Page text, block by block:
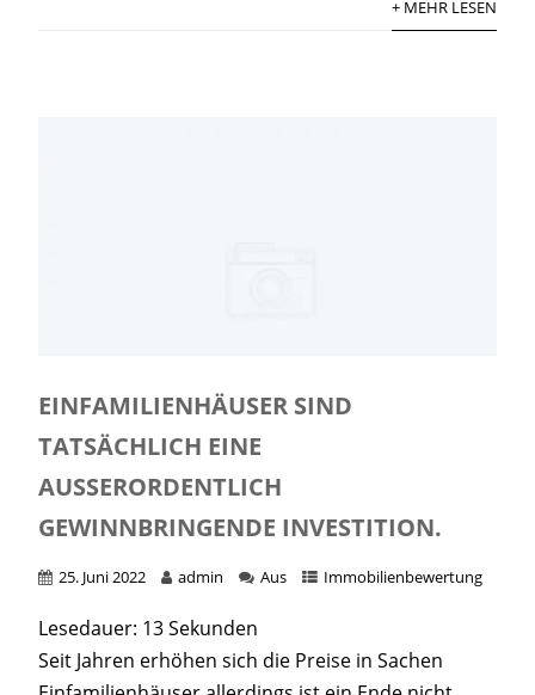
+ MEHR LESEN
EINFAMILIENHÄUSER SIND
TATSÄCHLICH EINE
AUSSERORDENTLICH G
EWINNBRINGENDE INVESTITION.
25. Juni 2022 admin Aus Immobilienbewertung
Lesedauer: 13 Sekunden
Seit Jahren erhöhen sich die Preise in Sachen